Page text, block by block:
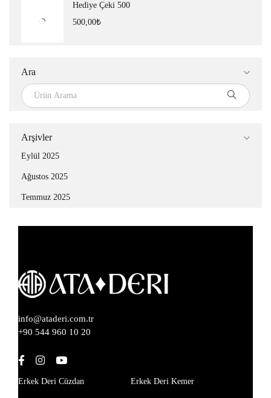
Hediye Çeki 500
500,00₺
Ara
Arşivler
Eylül 2025
Ağustos 2025
Temmuz 2025
info@ataderi.com.tr
+90 544 960 10 20
Erkek Deri Cüzdan Erkek Deri Kemer